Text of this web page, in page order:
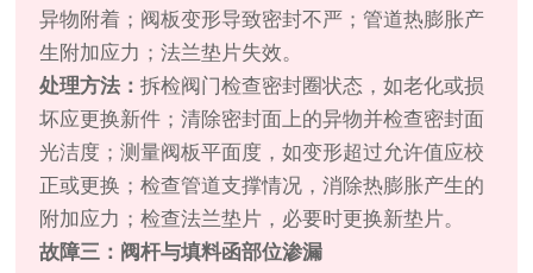
异物附着；阀板变形导致密封不严；管道热膨胀产
生附加应力；法兰垫片失效。
处理方法：拆检阀门检查密封圈状态，如老化或损
坏应更换新件；清除密封面上的异物并检查密封面
光洁度；测量阀板平面度，如变形超过允许值应校
正或更换；检查管道支撑情况，消除热膨胀产生的
附加应力；检查法兰垫片，必要时更换新垫片。
故障三：阀杆与填料函部位渗漏